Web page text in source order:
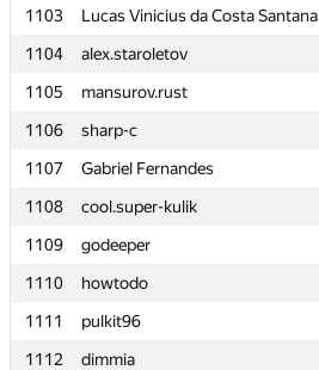
1103
Lucas Vinicius da Costa Santana
1104
alex.staroletov
1105
mansurov.rust
1106
sharp-c
1107
Gabriel Fernandes
1108
cool.super-kulik
1109
godeeper
1110
howtodo
1111
pulkit96
1112
dimmia
1103
Lucas Vinicius da Costa Santana
1104
alex.staroletov
1105
mansurov.rust
1106
sharp-c
1107
Gabriel Fernandes
1108
cool.super-kulik
1109
godeeper
1110
howtodo
1111
pulkit96
1112
dimmia